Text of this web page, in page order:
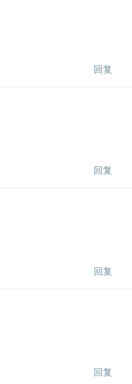
回复
回复
回复
回复